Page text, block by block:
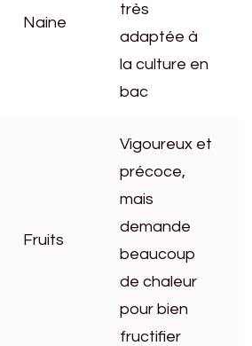
Naine
très
adaptée à
la culture en
bac
Fruits
Vigoureux et
précoce,
mais
demande
beaucoup
de chaleur
pour bien
fructifier